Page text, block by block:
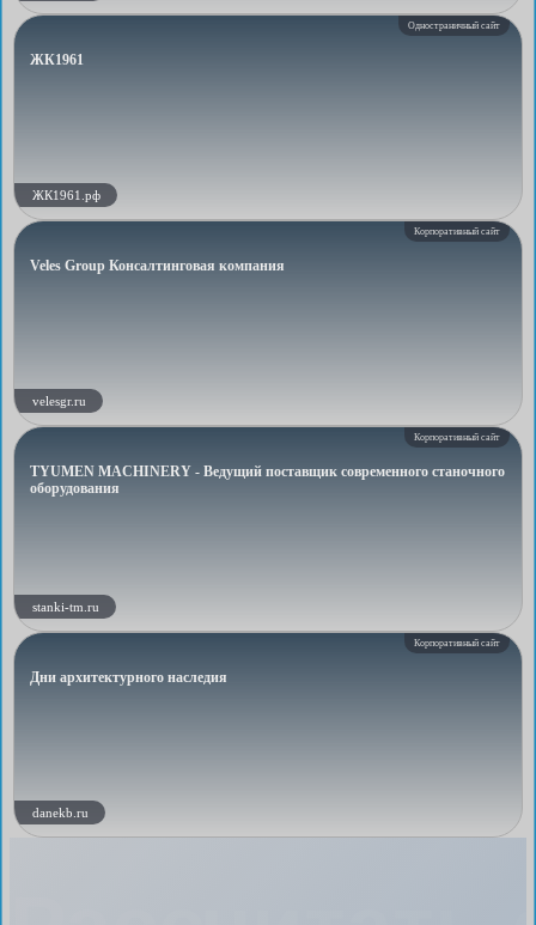
Одностраничный сайт
ЖК1961
ЖК1961.рф
Корпоративный сайт
Veles Group Консалтинговая компания
velesgr.ru
Корпоративный сайт
TYUMEN MACHINERY - Ведущий поставщик современного станочного
оборудования
stanki-tm.ru
Корпоративный сайт
Дни архитектурного наследия
danekb.ru